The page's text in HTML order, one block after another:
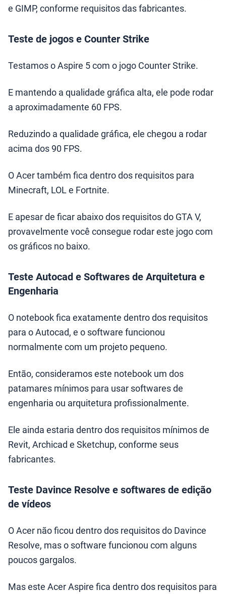
e GIMP, conforme requisitos das fabricantes.
Teste de jogos e Counter Strike
Testamos o Aspire 5 com o jogo Counter Strike.
E mantendo a qualidade gráfica alta, ele pode rodar
a aproximadamente 60 FPS.
Reduzindo a qualidade gráfica, ele chegou a rodar
acima dos 90 FPS.
O Acer também fica dentro dos requisitos para
Minecraft, LOL e Fortnite.
E apesar de ficar abaixo dos requisitos do GTA V,
provavelmente você consegue rodar este jogo com
os gráficos no baixo.
Teste Autocad e Softwares de Arquitetura e
Engenharia
O notebook fica exatamente dentro dos requisitos
para o Autocad, e o software funcionou
normalmente com um projeto pequeno.
Então, consideramos este notebook um dos
patamares mínimos para usar softwares de
engenharia ou arquitetura profissionalmente.
Ele ainda estaria dentro dos requisitos mínimos de
Revit, Archicad e Sketchup, conforme seus
fabricantes.
Teste Davince Resolve e softwares de edição
de vídeos
O Acer não ficou dentro dos requisitos do Davince
Resolve, mas o software funcionou com alguns
poucos gargalos.
Mas este Acer Aspire fica dentro dos requisitos para